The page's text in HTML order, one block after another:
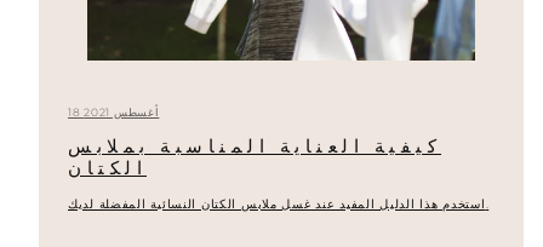
18 أغسطس 2021
كيفية العناية المناسبة بملابس
الكتان
استخدم هذا الدليل المفيد عند غسل ملابس الكتان النسائية المفضلة لديك.